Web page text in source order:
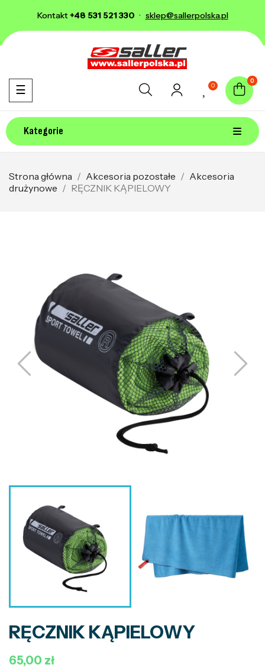
Kontakt+48 531 521 330 · sklep@sallerpolska.pl
0
0
Kategorie
Toggle navigation
☰
Strona główna Akcesoria pozostałe
Akcesoria
drużynowe
RĘCZNIK KĄPIELOWY
RĘCZNIK KĄPIELOWY
65,00 zł